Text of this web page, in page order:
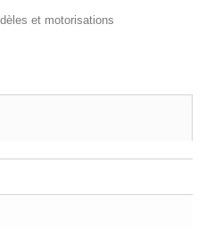
et motorisations